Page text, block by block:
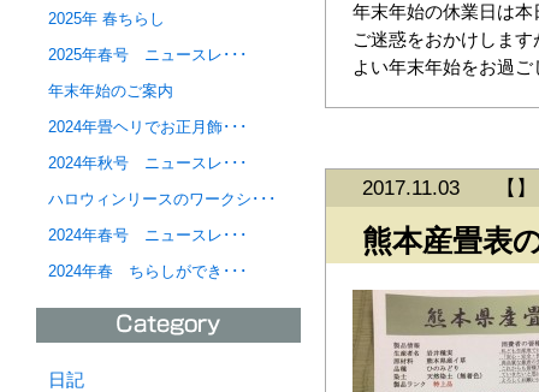
2025年 春ちらし
2025年春号 ニュースレ･･･
年末年始のご案内
2024年畳ヘリでお正月飾･･･
2024年秋号 ニュースレ･･･
ハロウィンリースのワークシ･･･
2024年春号 ニュースレ･･･
2024年春 ちらしができ･･･
日記
年末年始の休業日は
ご迷惑をおかけしま
よい年末年始をお過
2017.11.03 【】
熊本産畳表